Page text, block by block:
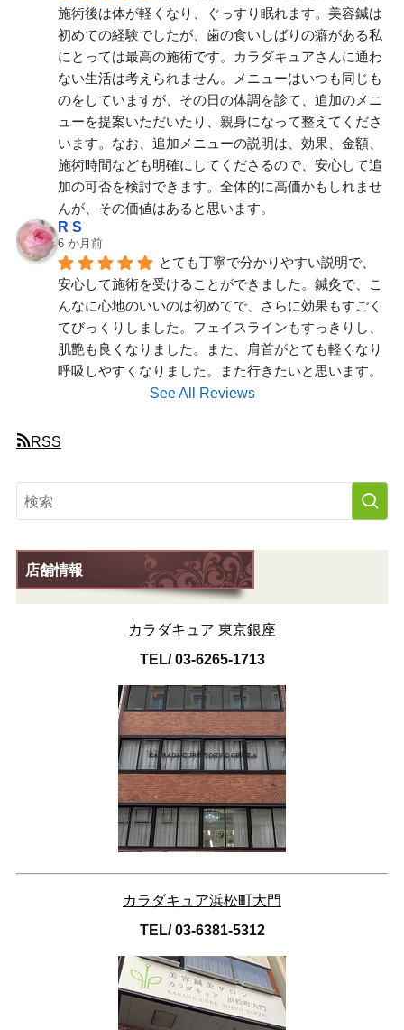
施術後は体が軽くなり、ぐっすり眠れます。美容鍼は
初めての経験でしたが、歯の食いしばりの癖がある私
にとっては最高の施術です。カラダキュアさんに通わ
ない生活は考えられません。メニューはいつも同じも
のをしていますが、その日の体調を診て、追加のメニ
ューを提案いただいたり、親身になって整えてくださ
います。なお、追加メニューの説明は、効果、金額、
施術時間なども明確にしてくださるので、安心して追
加の可否を検討できます。全体的に高価かもしれませ
んが、その価値はあると思います。
R S
6 か月前
とても丁寧で分かりやすい説明で、
安心して施術を受けることができました。鍼灸で、こ
んなに心地のいいのは初めてで、さらに効果もすごく
てびっくりしました。フェイスラインもすっきりし、
肌艶も良くなりました。また、肩首がとても軽くなり
呼吸しやすくなりました。また行きたいと思います。
See All Reviews
RSS
店舗情報
カラダキュア 東京銀座
TEL/ 03-6265-1713
カラダキュア浜松町大門
TEL/ 03-6381-5312